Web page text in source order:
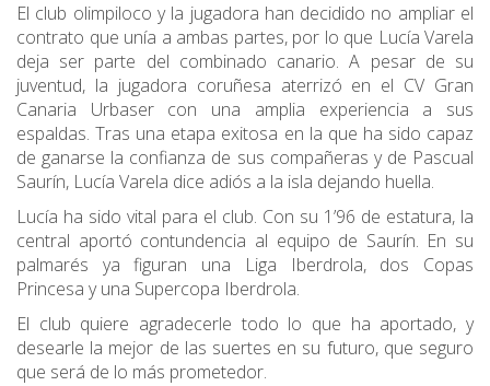
El club olimpiloco y la jugadora han decidido no ampliar el
contrato que unía a ambas partes, por lo que Lucía Varela
deja ser parte del combinado canario. A pesar de su
juventud, la jugadora coruñesa aterrizó en el CV Gran
Canaria Urbaser con una amplia experiencia a sus
espaldas. Tras una etapa exitosa en la que ha sido capaz
de ganarse la confianza de sus compañeras y de Pascual
Saurín, Lucía Varela dice adiós a la isla dejando huella.
Lucía ha sido vital para el club. Con su 1’96 de estatura, la
central aportó contundencia al equipo de Saurín. En su
palmarés ya figuran una Liga Iberdrola, dos Copas
Princesa y una Supercopa Iberdrola.
El club quiere agradecerle todo lo que ha aportado, y
desearle la mejor de las suertes en su futuro, que seguro
que será de lo más prometedor.